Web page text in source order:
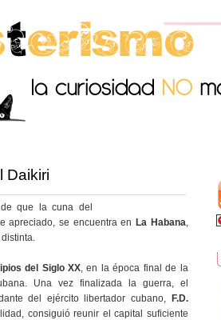
Daikiri
que la cuna del
apreciado, se encuentra en La Habana,
del Siglo XX, en la época final de la
Una vez finalizada la guerra, el
del ejército libertador cubano, F.D.
consiguió reunir el capital suficiente